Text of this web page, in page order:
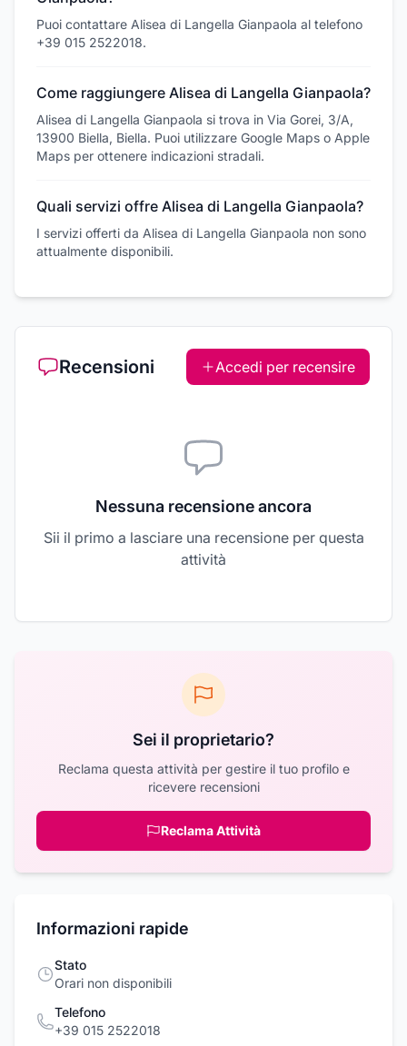
Puoi contattare Alisea di Langella Gianpaola al telefono
+39 015 2522018.
Come raggiungere Alisea di Langella Gianpaola?
Alisea di Langella Gianpaola si trova in Via Gorei, 3/A,
13900 Biella, Biella. Puoi utilizzare Google Maps o Apple
Maps per ottenere indicazioni stradali.
Quali servizi offre Alisea di Langella Gianpaola?
I servizi offerti da Alisea di Langella Gianpaola non sono
attualmente disponibili.
Recensioni Accedi per recensire
Nessuna recensione ancora
Sii il primo a lasciare una recensione per questa
attività
Sei il proprietario?
Reclama questa attività per gestire il tuo profilo e
ricevere recensioni
Reclama Attività
Informazioni rapide
Stato
Orari non disponibili
Telefono
+39 015 2522018